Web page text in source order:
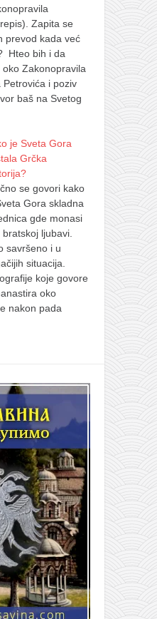
Zapita se
prevod kada već
Hteo bih i da
Zakonopravila
i poziv
baš na Svetog
je Sveta Gora
Grčka
se govori kako
Gora skladna
gde monasi
ljubavi.
savršeno i u
situacija.
koje govore
oko
nakon pada